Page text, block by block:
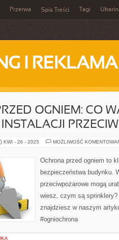
Przerwa Spis Treści Tagi
I REKLAMA
OGNIEM: CO
KWI - 26 - 2025 MOŻLIWOŚĆ
Ochrona przed ogniem to
bezpieczeństwa budynku.
przeciwpożarowe mogą
wiesz, czym są
znajdziesz w naszym
#ogniochrona